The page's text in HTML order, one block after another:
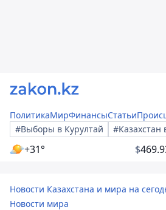
ПолитикаМирФинансыСтатьи
#Выборы в Курултай
#Казахстан
+31° $
Новости Казахстана и мира на
Новости мира